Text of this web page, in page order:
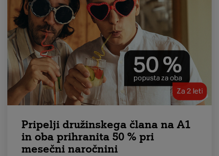
Pripelji družinskega člana na A1
in oba prihranita 50 % pri
mesečni naročnini